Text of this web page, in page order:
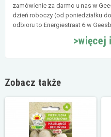
zamówienie za darmo u nas w
dzień roboczy (od poniedziałku
odbioru to Energiestraat 6 w
>więcej
Zobacz także